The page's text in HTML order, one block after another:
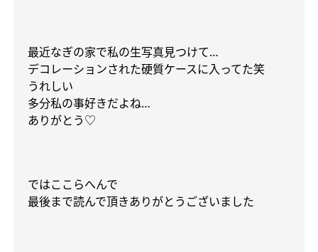
最近なぎの家で私の生写真見つけて…
デコレーションされた硬質ケースに入ってた笑
うれしい
多分私の事好きだよね…
ありがとう♡
ではここらへんで
最後まで読んで頂きありがとうございました